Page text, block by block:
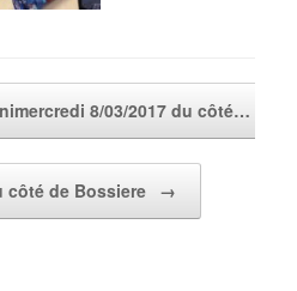
8/03/2017 du côté…
côté de Bossiere →